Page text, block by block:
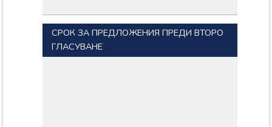
СРОК ЗА ПРЕДЛОЖЕНИЯ ПРЕДИ ВТОРО
ГЛАСУВАНЕ